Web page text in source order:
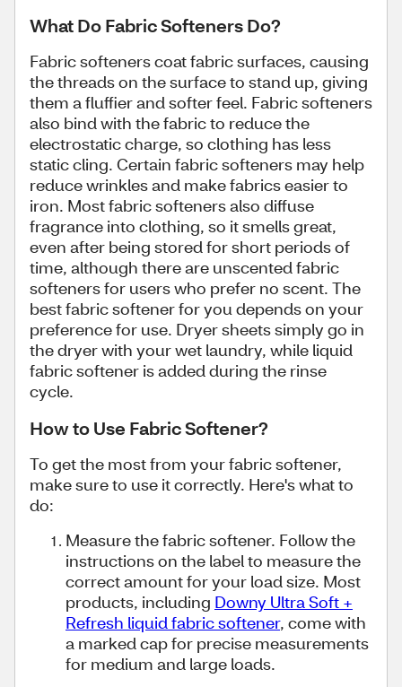
What Do Fabric Softeners Do?
Fabric softeners coat fabric surfaces, causing
the threads on the surface to stand up, giving
them a fluffier and softer feel. Fabric softeners
also bind with the fabric to reduce the
electrostatic charge, so clothing has less
static cling. Certain fabric softeners may help
reduce wrinkles and make fabrics easier to
iron. Most fabric softeners also diffuse
fragrance into clothing, so it smells great,
even after being stored for short periods of
time, although there are unscented fabric
softeners for users who prefer no scent. The
best fabric softener for you depends on your
preference for use. Dryer sheets simply go in
the dryer with your wet laundry, while liquid
fabric softener is added during the rinse
cycle.
How to Use Fabric Softener?
To get the most from your fabric softener,
make sure to use it correctly. Here's what to
do:
Measure the fabric softener. Follow the
instructions on the label to measure the
correct amount for your load size. Most
products, including Downy Ultra Soft +
Refresh liquid fabric softener, come with
a marked cap for precise measurements
for medium and large loads.